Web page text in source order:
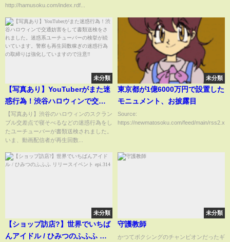
http://hamusoku.com/index.rdf...
未分類
【写真あり】YouTuberがまた迷
惑行為！渋谷ハロウィンで交通
妨害をして書類送検をされまし
た。迷惑系ユーチューバーの検
挙が続いています。警察も再生
強化していますので注意‼
【写真あり】渋谷のハロウィンのスクラン
ブル交差点で寝そべるなどの迷惑行為をし
たユーチューバーが書類送検されました。
いま、動画配信者が再生回数...
未分類
東京都が1億6000万円で設置した
モニュメント、お披露目
Source:
https://newmatosoku.com/feed/main/
未分類
【ショップ訪店?】世界でいちば
んアイドル / ひみつのふふふ リ
未分類
守護教師
かつてボクシングのチャンピオンだったギ